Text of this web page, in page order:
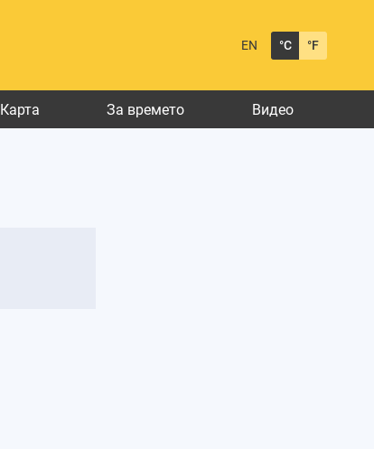
EN °C °F
Карта За времето Видео